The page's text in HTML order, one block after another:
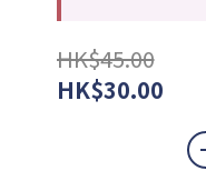
HK$45.00
HK$30.00